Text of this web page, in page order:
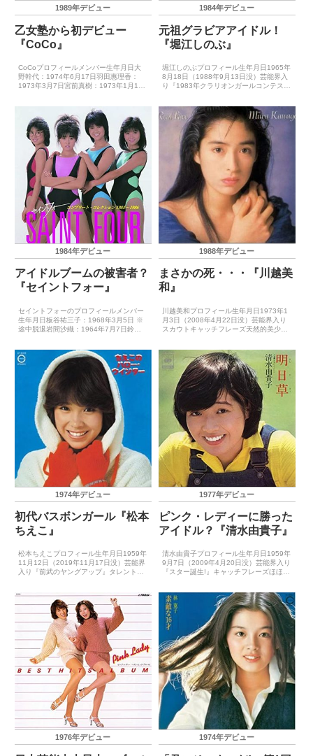
1989年デビュー
乙女塾から初デビュー
『CoCo』
CoCoプロフィールメンバー生年月日大
野幹代：1974年6月17日羽田惠理香：
1973年3月7日宮前真樹：1973年1月16
ッチフレーズ－レコードデビュー1...
1984年デビュー
元祖グラビアアイドル！
『堀江しのぶ』
堀江しのぶプロフィール生年月日1965年
8月18日（1988年9月13日没）芸能界入
り『1983年クラリオンガールコンテス
1984年4月25日（ビキニ・バケーショ
ン）主要...
1984年デビュー
アイドルブームの被害者？
『セイントフォー』
セイントフォーのプロフィールメンバー
生年月日板谷祐三子：1968年3月5日 ※
途中脱退岩間沙織：1964年7月7日鈴木
追加メンバー芸能界入り事務所によ...
1988年デビュー
まさかの死・・・『川越美
和』
川越美和プロフィール生年月日1973年1
月3日（2008年4月22日没）芸能界入り
スカウトキャッチフレーズ天然的美少女
（最優秀新人賞）－主要音楽祭受賞歴
（...
1974年デビュー
初代バスボンガール『松本
ちえこ』
松本ちえこプロフィール生年月日1959年
11月12日（2019年11月17日没）芸能界
入り『前武のヤングアップ』タレントス
月25日（ボーイフレンド）主要音楽祭受
1977年デビュー
ピンク・レディーに勝った
アイドル？『清水由貴子』
清水由貴子プロフィール生年月日1959年
9月7日（2009年4月20日没）芸能界入り
『スター誕生!』キャッチフレーズほほえ
か）主要音楽祭受賞歴（最優秀新人賞）
－主要音...
1976年デビュー 1974年デビュー